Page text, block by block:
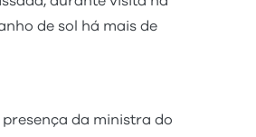
de sol há mais de
da ministra do